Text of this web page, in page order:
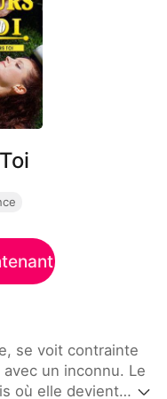
se voit contrainte
un inconnu. Le
où elle devient